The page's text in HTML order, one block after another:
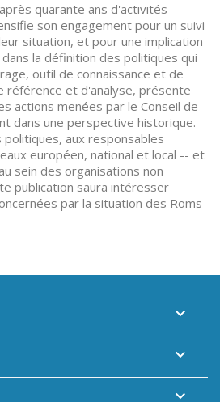
quarante ans d'activités
son engagement pour un suivi
situation, et pour une implication
la définition des politiques qui
outil de connaissance et de
référence et d'analyse, présente
actions menées par le Conseil de
dans une perspective historique.
aux responsables
européen, national et local -- et
sein des organisations non
publication saura intéresser
par la situation des Roms


